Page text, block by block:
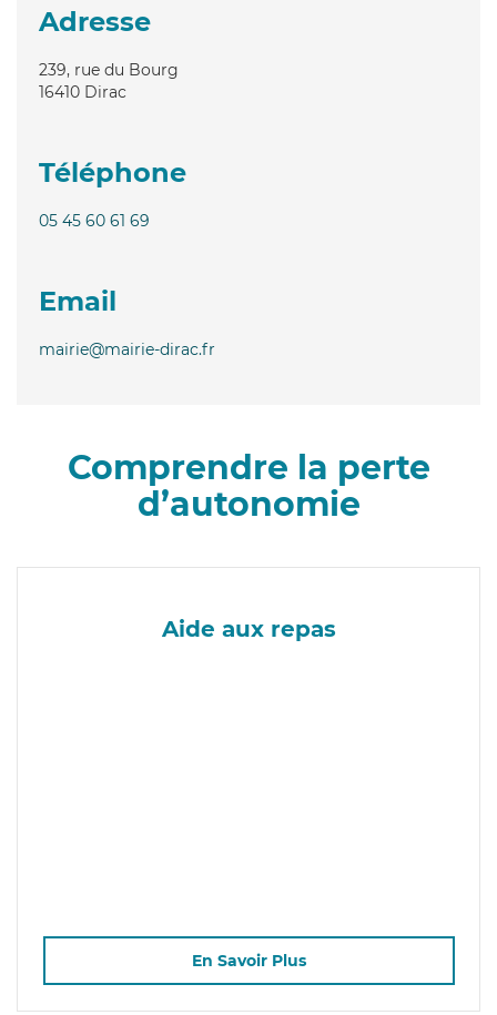
Adresse
239, rue du Bourg
16410 Dirac
Téléphone
05 45 60 61 69
Email
mairie@mairie-dirac.fr
Comprendre la perte
d’autonomie
Aide aux repas
En Savoir Plus